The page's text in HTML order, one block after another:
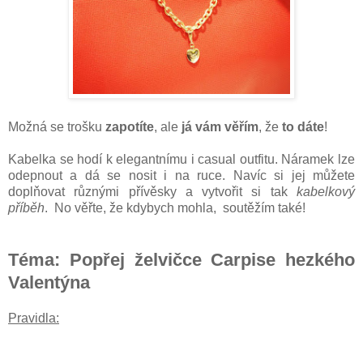
Možná se trošku zapotíte, ale já vám věřím, že to dáte!
Kabelka se hodí k elegantnímu i casual outfitu. Náramek lze
odepnout a dá se nosit i na ruce. Navíc si jej můžete
doplňovat různými přívěsky a vytvořit si tak kabelkový
příběh. No věřte, že kdybych mohla, soutěžím také!
Téma: Popřej želvičce Carpise hezkého
Valentýna
Pravidla: